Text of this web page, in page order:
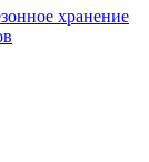
хранение